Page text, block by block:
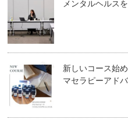
メンタルヘルス
新しいコース始
マセラピーアド